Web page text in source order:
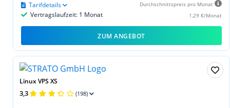
Durchschnittspreis pro Monat
1,29 €/Monat
Vertragslaufzeit: 1 Monat
Tarifdetails
ZUM ANGEBOT
Linux VPS XS
3,3 (198)